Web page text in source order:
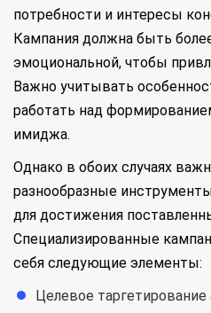
потребности и интересы
Кампания должна быть
эмоциональной, чтобы
Важно учитывать
работать над
имиджа.
Однако в обоих случаях
разнообразные
для достижения
Специализированные
себя следующие элементы:
Целевое таргетирование